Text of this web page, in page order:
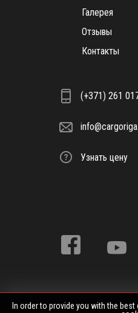
Галерея
Отзывы
Контакты
(+371) 261
Узнать цену
In order to provide you with the